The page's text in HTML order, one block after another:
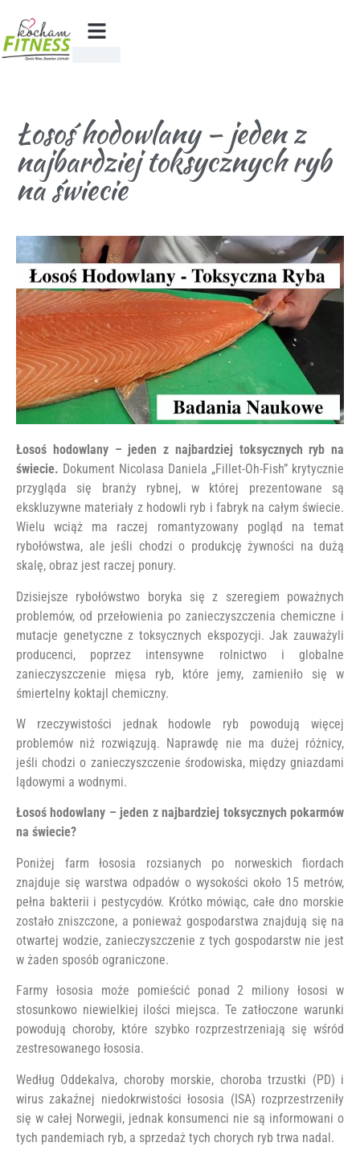
Łosoś hodowlany – jeden z
najbardziej toksycznych ryb
na świecie
Łosoś hodowlany – jeden z najbardziej toksycznych ryb na
świecie. Dokument Nicolasa Daniela „Fillet-Oh-Fish” krytycznie
przygląda się branży rybnej, w której prezentowane są
ekskluzywne materiały z hodowli ryb i fabryk na całym świecie.
Wielu wciąż ma raczej romantyzowany pogląd na temat
rybołówstwa, ale jeśli chodzi o produkcję żywności na dużą
skalę, obraz jest raczej ponury.
Dzisiejsze rybołówstwo boryka się z szeregiem poważnych
problemów, od przełowienia po zanieczyszczenia chemiczne i
mutacje genetyczne z toksycznych ekspozycji. Jak zauważyli
producenci, poprzez intensywne rolnictwo i globalne
zanieczyszczenie mięsa ryb, które jemy, zamieniło się w
śmiertelny koktajl chemiczny.
W rzeczywistości jednak hodowle ryb powodują więcej
problemów niż rozwiązują. Naprawdę nie ma dużej różnicy,
jeśli chodzi o zanieczyszczenie środowiska, między gniazdami
lądowymi a wodnymi.
Łosoś hodowlany – jeden z najbardziej toksycznych pokarmów
na świecie?
Poniżej farm łososia rozsianych po norweskich fiordach
znajduje się warstwa odpadów o wysokości około 15 metrów,
pełna bakterii i pestycydów. Krótko mówiąc, całe dno morskie
zostało zniszczone, a ponieważ gospodarstwa znajdują się na
otwartej wodzie, zanieczyszczenie z tych gospodarstw nie jest
w żaden sposób ograniczone.
Farmy łososia może pomieścić ponad 2 miliony łososi w
stosunkowo niewielkiej ilości miejsca. Te zatłoczone warunki
powodują choroby, które szybko rozprzestrzeniają się wśród
zestresowanego łososia.
Według Oddekalva, choroby morskie, choroba trzustki (PD) i
wirus zakaźnej niedokrwistości łososia (ISA) rozprzestrzeniły
się w całej Norwegii, jednak konsumenci nie są informowani o
tych pandemiach ryb, a sprzedaż tych chorych ryb trwa nadal.